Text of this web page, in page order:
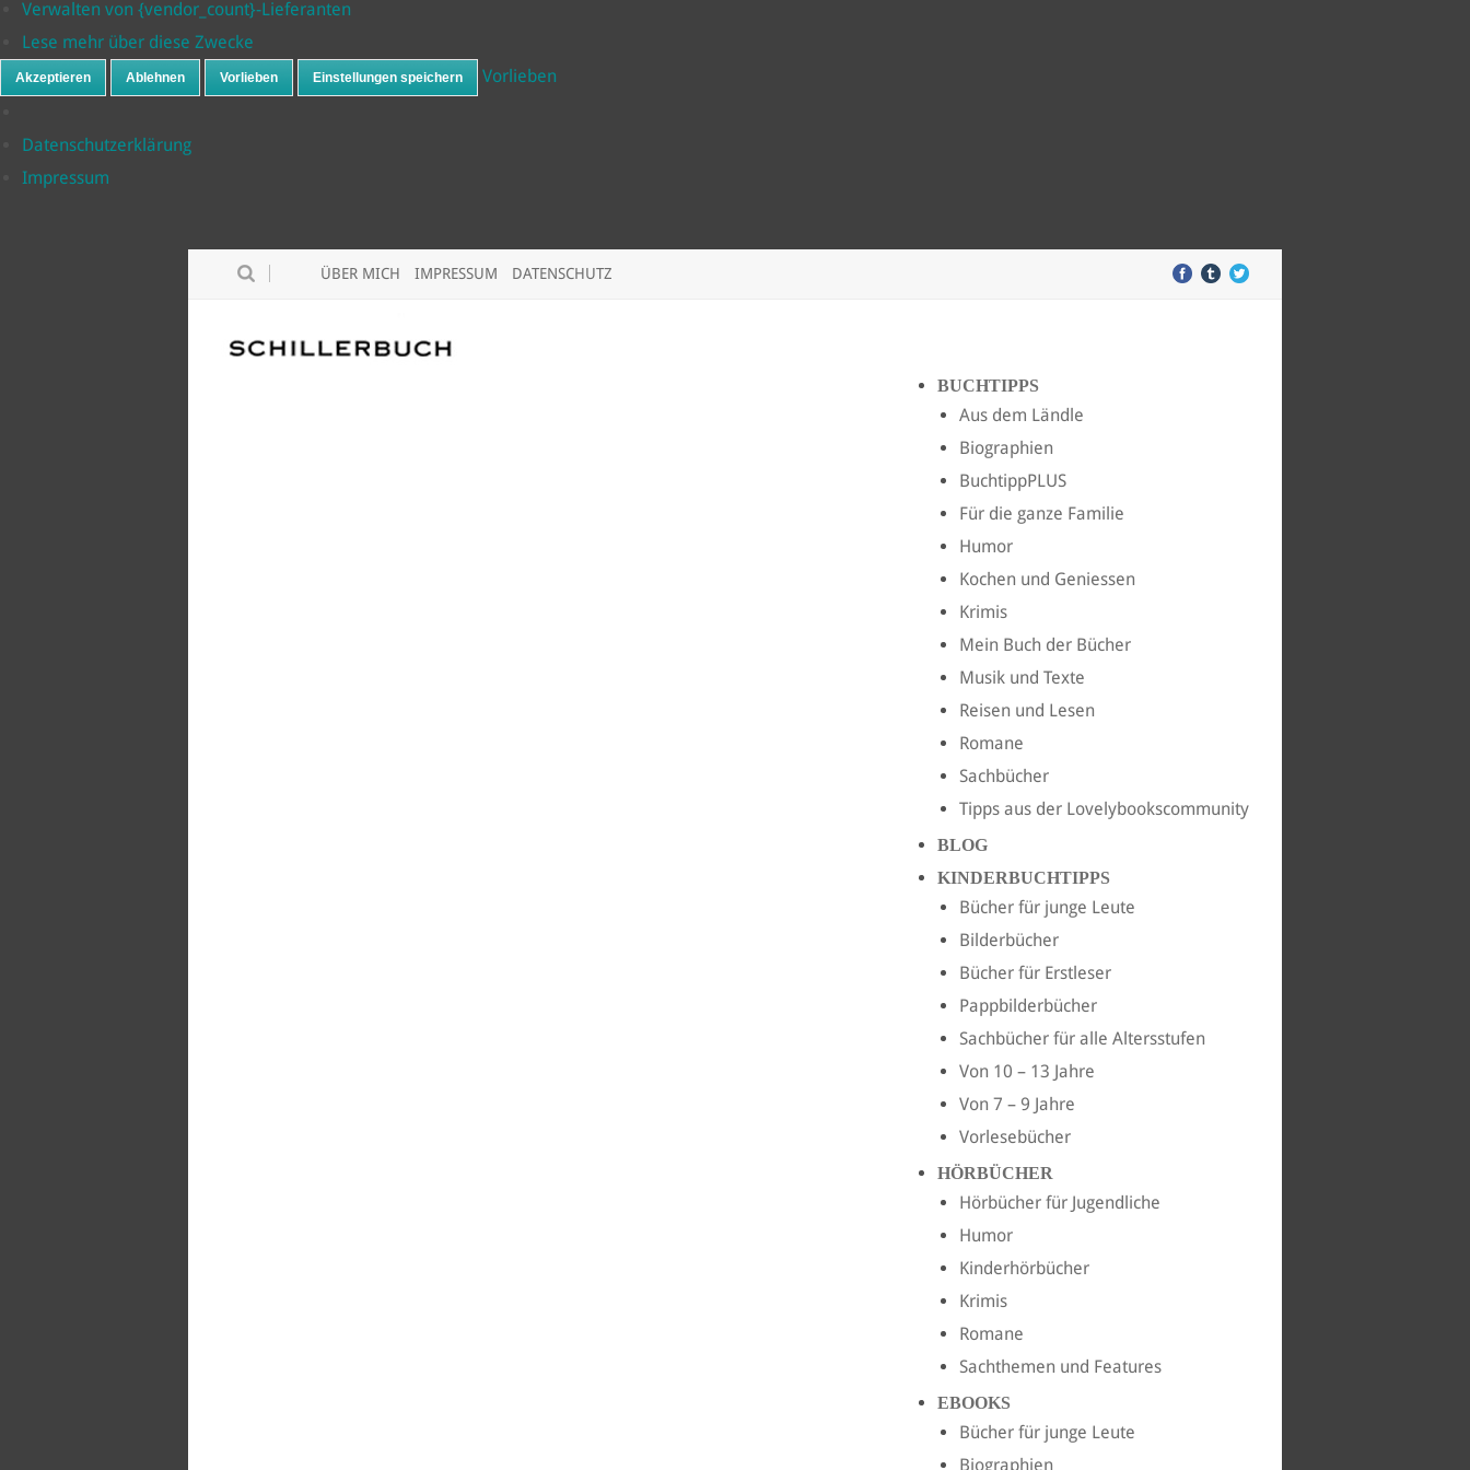
Verwalten von {vendor_count}-Lieferanten
Lese mehr über diese Zwecke
Akzeptieren Ablehnen Vorlieben Einstellungen speichern Vorlieben
Datenschutzerklärung
Impressum
ÜBER MICH IMPRESSUM DATENSCHUTZ
BUCHTIPPS
Aus dem Ländle
Biographien
BuchtippPLUS
Für die ganze Familie
Humor
Kochen und Geniessen
Krimis
Mein Buch der Bücher
Musik und Texte
Reisen und Lesen
Romane
Sachbücher
Tipps aus der Lovelybookscommunity
BLOG
KINDERBUCHTIPPS
Bücher für junge Leute
Bilderbücher
Bücher für Erstleser
Pappbilderbücher
Sachbücher für alle Altersstufen
Von 10 – 13 Jahre
Von 7 – 9 Jahre
Vorlesebücher
HÖRBÜCHER
Hörbücher für Jugendliche
Humor
Kinderhörbücher
Krimis
Romane
Sachthemen und Features
EBOOKS
Bücher für junge Leute
Biographien